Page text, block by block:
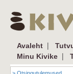
Avaleht |
Minu Kivike |